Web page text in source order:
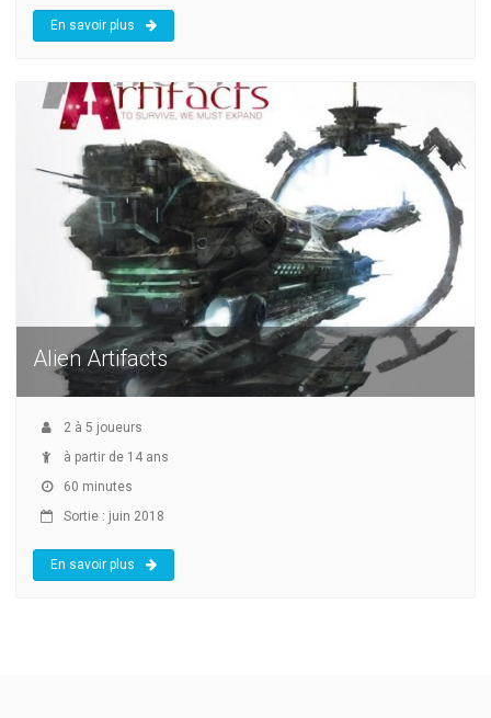
En savoir plus
Alien Artifacts
2 à 5 joueurs
à partir de 14 ans
60 minutes
Sortie : juin 2018
En savoir plus